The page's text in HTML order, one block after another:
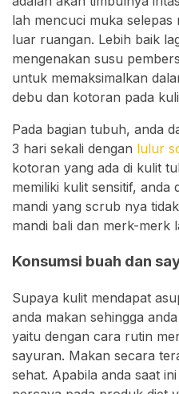
lah mencuci muka selepas
luar ruangan. Lebih baik
mengenakan susu
untuk memaksimalkan
debu dan kotoran pada
Pada bagian tubuh, anda
3 hari sekali dengan lulur
kotoran yang ada di kulit
memiliki kulit sensitif,
mandi yang scrub nya
mandi bali dan merk-merk
Konsumsi buah dan
Supaya kulit mendapat
anda makan sehingga
yaitu dengan cara rutin
sayuran. Makan secara
sehat. Apabila anda saat